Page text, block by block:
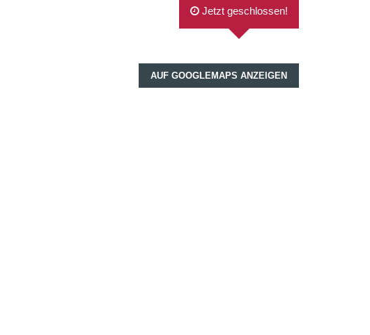
AUF GOOGLEMAPS ANZEIGEN
Jetzt geschlossen!